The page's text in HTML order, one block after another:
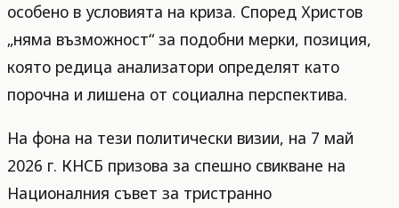
особено в условията на криза. Според Христов
„няма възможност“ за подобни мерки, позиция,
която редица анализатори определят като
порочна и лишена от социална перспектива.
На фона на тези политически визии, на 7 май
2026 г. КНСБ призова за спешно свикване на
Националния съвет за тристранно